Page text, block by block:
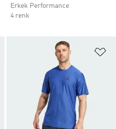
Erkek Performance
4 renk
Favori Listesine Ekle